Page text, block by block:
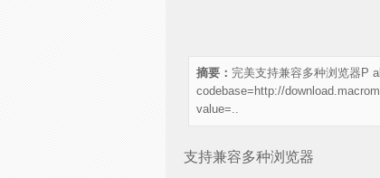
摘要： 完美支持兼容多种浏览器P
codebase=http://
value=..
支持兼容多种浏览器